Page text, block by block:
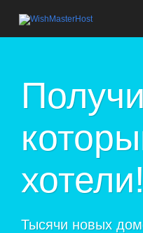
хотели!
Тысячи новых